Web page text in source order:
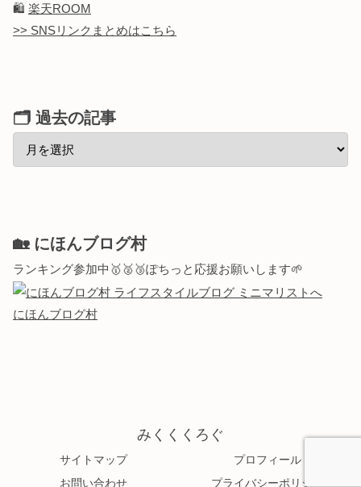
🛍️ 楽天ROOM
>> SNSリンクまとめはこちら
🗂 過去の記事
🏡 にほんブログ村
ランキング参加中🥇🥈🥉ぽちっと応援お願いします🌱
にほんブログ村
みくくくろぐ
サイトマップ
プロフィール
お問い合わせ
プライバシーポリシー